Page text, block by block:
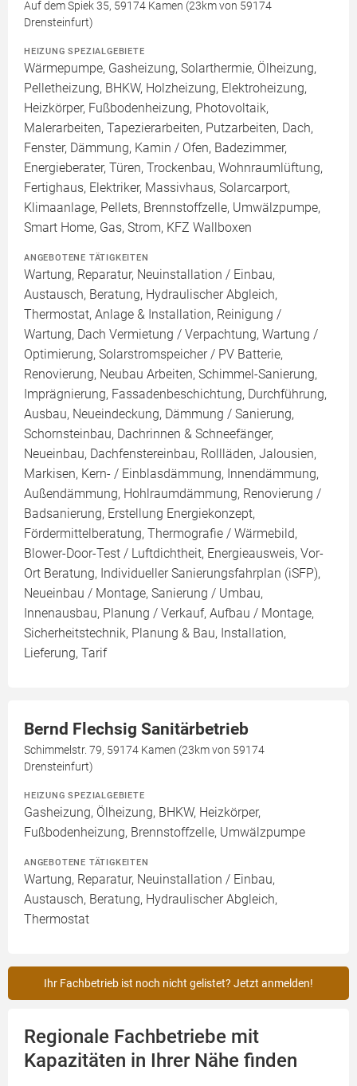
Auf dem Spiek 35, 59174 Kamen (23km von 59174
Drensteinfurt)
HEIZUNG SPEZIALGEBIETE
Wärmepumpe, Gasheizung, Solarthermie, Ölheizung,
Pelletheizung, BHKW, Holzheizung, Elektroheizung,
Heizkörper, Fußbodenheizung, Photovoltaik,
Malerarbeiten, Tapezierarbeiten, Putzarbeiten, Dach,
Fenster, Dämmung, Kamin / Ofen, Badezimmer,
Energieberater, Türen, Trockenbau, Wohnraumlüftung,
Fertighaus, Elektriker, Massivhaus, Solarcarport,
Klimaanlage, Pellets, Brennstoffzelle, Umwälzpumpe,
Smart Home, Gas, Strom, KFZ Wallboxen
ANGEBOTENE TÄTIGKEITEN
Wartung, Reparatur, Neuinstallation / Einbau,
Austausch, Beratung, Hydraulischer Abgleich,
Thermostat, Anlage & Installation, Reinigung /
Wartung, Dach Vermietung / Verpachtung, Wartung /
Optimierung, Solarstromspeicher / PV Batterie,
Renovierung, Neubau Arbeiten, Schimmel-Sanierung,
Imprägnierung, Fassadenbeschichtung, Durchführung,
Ausbau, Neueindeckung, Dämmung / Sanierung,
Schornsteinbau, Dachrinnen & Schneefänger,
Neueinbau, Dachfenstereinbau, Rollläden, Jalousien,
Markisen, Kern- / Einblasdämmung, Innendämmung,
Außendämmung, Hohlraumdämmung, Renovierung /
Badsanierung, Erstellung Energiekonzept,
Fördermittelberatung, Thermografie / Wärmebild,
Blower-Door-Test / Luftdichtheit, Energieausweis, Vor-
Ort Beratung, Individueller Sanierungsfahrplan (iSFP),
Neueinbau / Montage, Sanierung / Umbau,
Innenausbau, Planung / Verkauf, Aufbau / Montage,
Sicherheitstechnik, Planung & Bau, Installation,
Lieferung, Tarif
Bernd Flechsig Sanitärbetrieb
Schimmelstr. 79, 59174 Kamen (23km von 59174
Drensteinfurt)
HEIZUNG SPEZIALGEBIETE
Gasheizung, Ölheizung, BHKW, Heizkörper,
Fußbodenheizung, Brennstoffzelle, Umwälzpumpe
ANGEBOTENE TÄTIGKEITEN
Wartung, Reparatur, Neuinstallation / Einbau,
Austausch, Beratung, Hydraulischer Abgleich,
Thermostat
Ihr Fachbetrieb ist noch nicht gelistet? Jetzt anmelden!
Regionale Fachbetriebe mit
Kapazitäten in Ihrer Nähe finden